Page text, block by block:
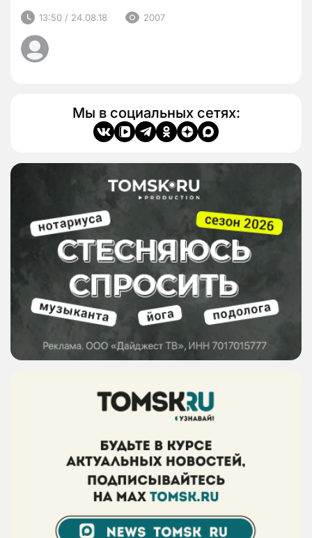
13:50 / 24.08.18 2007
Мы в социальных сетях: